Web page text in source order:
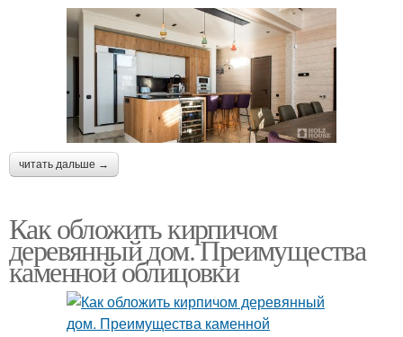
читать дальше →
Как обложить кирпичом
деревянный дом. Преимущества
каменной облицовки